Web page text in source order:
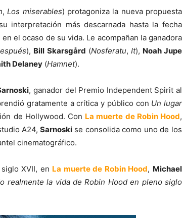
,Los miserables) protagoniza la nueva propuesta
interpretación más descarnada hasta la fecha
el ocaso de su vida. Le acompañan la ganadora
), Bill Skarsgård (Nosferatu, It), Noah Jupe
Delaney (Hamnet).
, ganador del Premio Independent Spirit al
gratamente a crítica y público con Un lugar
de Hollywood. Con La muerte de Robin Hood,
A24, Sarnoskise consolida como uno de los
cinematográfico.
XVII, en La muerte de Robin Hood, Michael
realmente la vida de Robin Hood en pleno siglo